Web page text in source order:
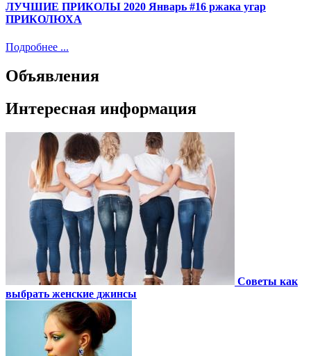
ЛУЧШИЕ ПРИКОЛЫ 2020 Январь #16 ржака угар
ПРИКОЛЮХА
Подробнее ...
Объявления
Интересная информация
Советы как
выбрать женские джинсы